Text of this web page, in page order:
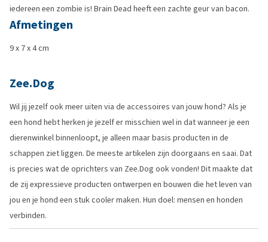
iedereen een zombie is! Brain Dead heeft een zachte geur van bacon.
Afmetingen
9 x 7 x 4 cm
Zee.Dog
Wil jij jezelf ook meer uiten via de accessoires van jouw hond? Als je
een hond hebt herken je jezelf er misschien wel in dat wanneer je een
dierenwinkel binnenloopt, je alleen maar basis producten in de
schappen ziet liggen. De meeste artikelen zijn doorgaans en saai. Dat
is precies wat de oprichters van Zee.Dog ook vonden! Dit maakte dat
de zij expressieve producten ontwerpen en bouwen die het leven van
jou en je hond een stuk cooler maken. Hun doel: mensen en honden
verbinden.